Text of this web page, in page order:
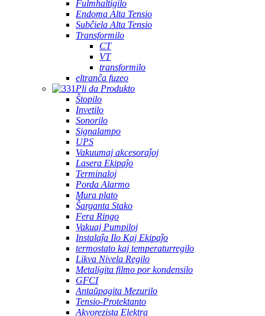
Fulmhaltigilo
Endoma Alta Tensio
Subĉiela Alta Tensio
Transformilo
CT
VT
transformilo
eltranĉa fuzeo
Pli da Produkto
Ŝtopilo
Invetilo
Sonorilo
Signalampo
UPS
Vakuumaj akcesoraĵoj
Lasera Ekipaĵo
Terminaloj
Porda Alarmo
Mura plato
Ŝarganta Stako
Fera Ringo
Vakuaj Pumpiloj
Instalaĵa Ilo Kaj Ekipaĵo
termostato kaj temperaturregilo
Likva Nivela Regilo
Metaligita filmo por kondensilo
GFCI
Antaŭpagita Mezurilo
Tensio-Protektanto
Akvorezista Elektra